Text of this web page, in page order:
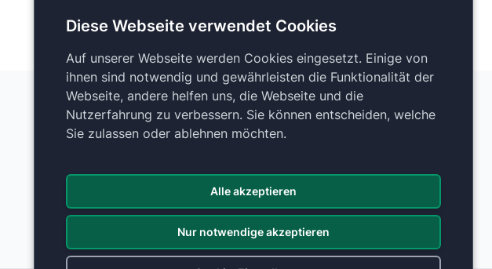
Diese Webseite verwendet Cookies
Auf unserer Webseite werden Cookies eingesetzt. Einige von
ihnen sind notwendig und gewährleisten die Funktionalität der
Webseite, andere helfen uns, die Webseite und die
Nutzerfahrung zu verbessern. Sie können entscheiden, welche
Sie zulassen oder ablehnen möchten.
Alle akzeptieren
Nur notwendige akzeptieren